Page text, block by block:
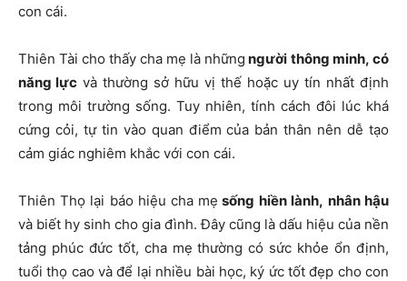
con cái.
Thiên Tài cho thấy cha mẹ là những người thông minh, có
năng lực và thường sở hữu vị thế hoặc uy tín nhất định
trong môi trường sống. Tuy nhiên, tính cách đôi lúc khá
cứng cỏi, tự tin vào quan điểm của bản thân nên dễ tạo
cảm giác nghiêm khắc với con cái.
Thiên Thọ lại báo hiệu cha mẹ sống hiền lành, nhân hậu
và biết hy sinh cho gia đình. Đây cũng là dấu hiệu của nền
tảng phúc đức tốt, cha mẹ thường có sức khỏe ổn định,
tuổi thọ cao và để lại nhiều bài học, ký ức tốt đẹp cho con